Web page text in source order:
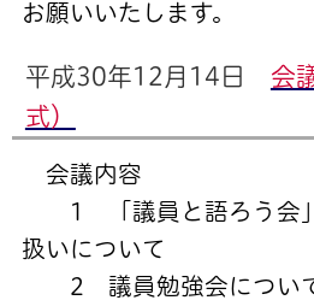
お願いいたします。
平成30年12月14日 会
式）
会議内容
1 「議員と語ろう会
扱いについて
2 議員勉強会につい